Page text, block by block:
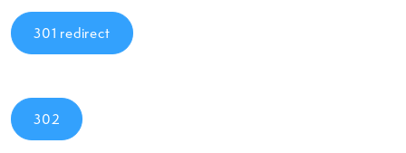
301 redirect
302